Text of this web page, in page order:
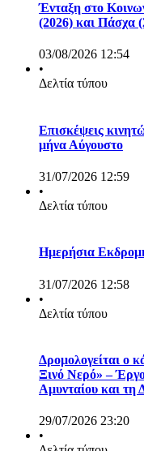
Ένταξη στο
(2026) και Πάσχα
03/08/2026 12:54
•
Δελτία τύπου
Επισκέψεις
μήνα Αύγουστο
31/07/2026 12:59
•
Δελτία τύπου
Ημερήσια
31/07/2026 12:58
•
Δελτία τύπου
Δρομολογείται ο
Ξινό Νερό» –
Αμυνταίου και τη
29/07/2026 23:20
•